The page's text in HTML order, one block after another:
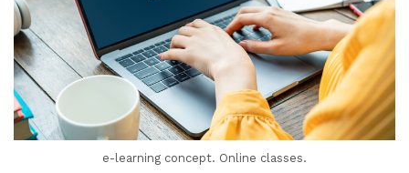
e-learning concept. Online classes.